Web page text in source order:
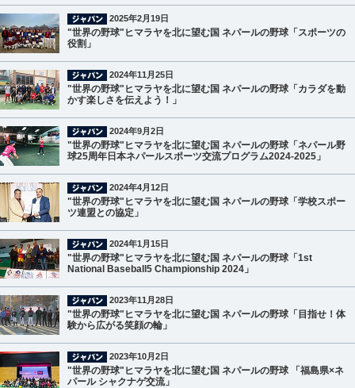
2025年2月19日
"世界の野球"ヒマラヤを北に望む国 ネパールの野球「スポーツの
役割」
2024年11月25日
"世界の野球"ヒマラヤを北に望む国 ネパールの野球「カラダを動
かす楽しさを伝えよう！」
2024年9月2日
"世界の野球"ヒマラヤを北に望む国 ネパールの野球「ネパール野
球25周年日本ネパールスポーツ交流プログラム2024-2025」
2024年4月12日
"世界の野球"ヒマラヤを北に望む国 ネパールの野球「学校スポー
ツ連盟との協定」
2024年1月15日
"世界の野球"ヒマラヤを北に望む国 ネパールの野球「1st
National Baseball5 Championship 2024」
2023年11月28日
"世界の野球"ヒマラヤを北に望む国 ネパールの野球「目指せ！体
験から広がる笑顔の輪」
2023年10月2日
"世界の野球"ヒマラヤを北に望む国 ネパールの野球 「福島県×ネ
パール シャクナゲ交流」